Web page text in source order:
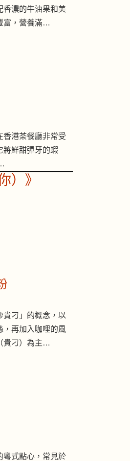
香濃的牛油果和美
富，營養滿…
香港茶餐廳非常受
將鮮甜彈牙的蝦
）》
貴刁」的概念，以
，再加入咖哩的風
貴刁）為主…
粵式點心，常見於